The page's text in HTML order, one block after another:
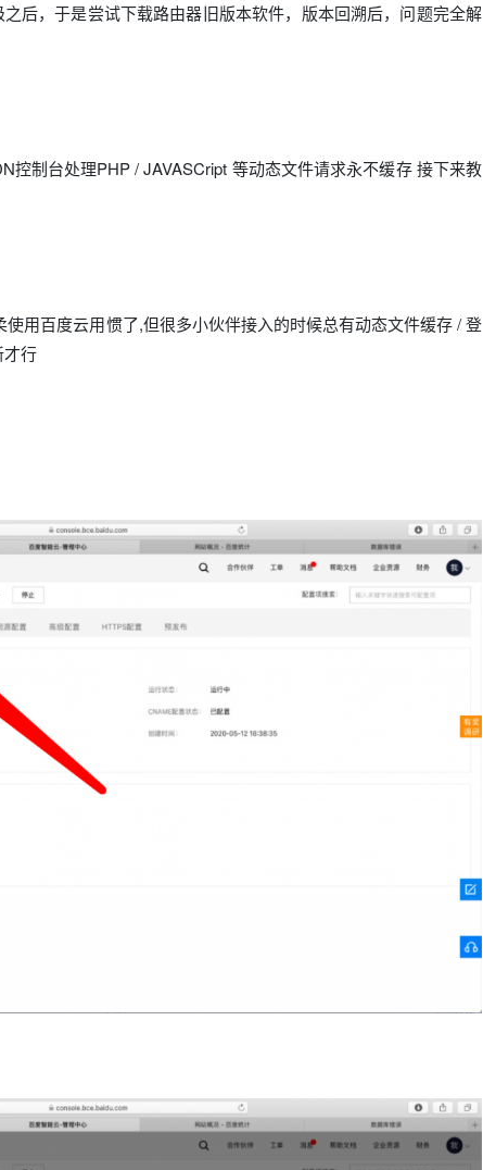
后，于是尝试下载路由器旧版本软件，版本回溯后，问题完全解
控制台处理PHP / JAVASCript 等动态文件请求永不缓存 接下来教
用百度云用惯了,但很多小伙伴接入的时候总有动态文件缓存 / 登
才行